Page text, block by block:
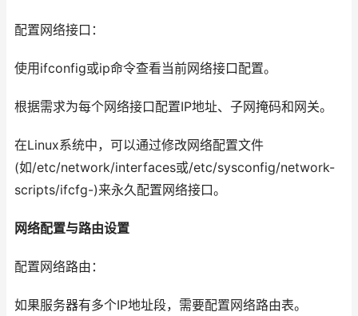
配置网络接口：
使用ifconfig或ip命令查看当前网络接口配置。
根据需求为每个网络接口配置IP地址、子网掩码和网关。
在Linux系统中，可以通过修改网络配置文件
(如/etc/network/interfaces或/etc/sysconfig/network-
scripts/ifcfg-)来永久配置网络接口。
网络配置与路由设置
配置网络路由：
如果服务器有多个IP地址段，需要配置网络路由表。